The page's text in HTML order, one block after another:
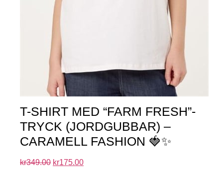
T-SHIRT MED “FARM FRESH”-
TRYCK (JORDGUBBAR) –
CARAMELL FASHION 🍓✨
kr349.00 kr175.00